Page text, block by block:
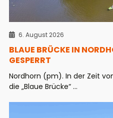
6. August 2026
BLAUE BRÜCKE IN
GESPERRT
Nordhorn (pm). In der Zeit
die „Blaue Brücke“ ...